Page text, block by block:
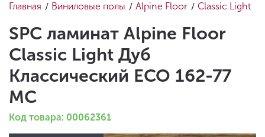
Главная / Виниловые полы / Alpine Floor / Classic Light
SPC ламинат Alpine Floor
Classic Light Дуб
Классический ECO 162-77
MC
Код товара: 00062361